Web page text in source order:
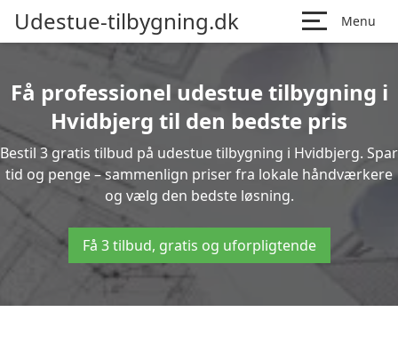
Udestue-tilbygning.dk Menu
Få professionel udestue tilbygning i
Hvidbjerg til den bedste pris
Bestil 3 gratis tilbud på udestue tilbygning i Hvidbjerg. Spar
tid og penge – sammenlign priser fra lokale håndværkere
og vælg den bedste løsning.
Få 3 tilbud, gratis og uforpligtende